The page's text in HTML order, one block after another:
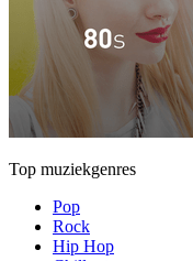
Top muziekgenres
Pop
Rock
Hip Hop